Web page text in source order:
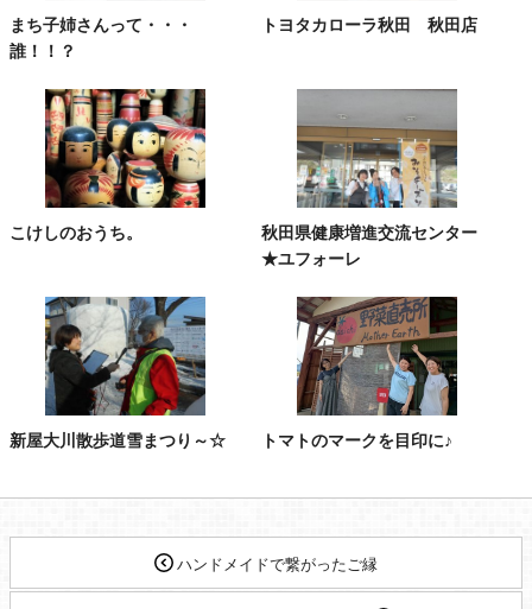
まち子姉さんって・・・
誰！！？
トヨタカローラ秋田 秋田店
こけしのおうち。
秋田県健康増進交流センター
★ユフォーレ
新屋大川散歩道雪まつり～☆ トマトのマークを目印に♪
ハンドメイドで繋がったご縁